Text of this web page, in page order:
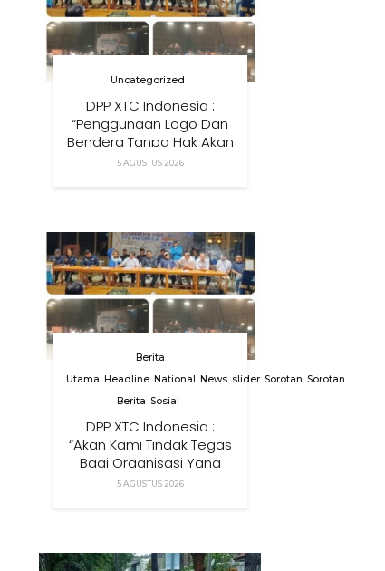
Uncategorized
DPP XTC Indonesia :
“Penggunaan Logo Dan
Bendera Tanpa Hak Akan
Ditindak”
5 AGUSTUS 2026
Berita
Utama
Headline National News slider Sorotan Sorotan
Berita Sosial
DPP XTC Indonesia :
“Akan Kami Tindak Tegas
Bagi Organisasi Yang
Menggunakan Nama,
5 AGUSTUS 2026